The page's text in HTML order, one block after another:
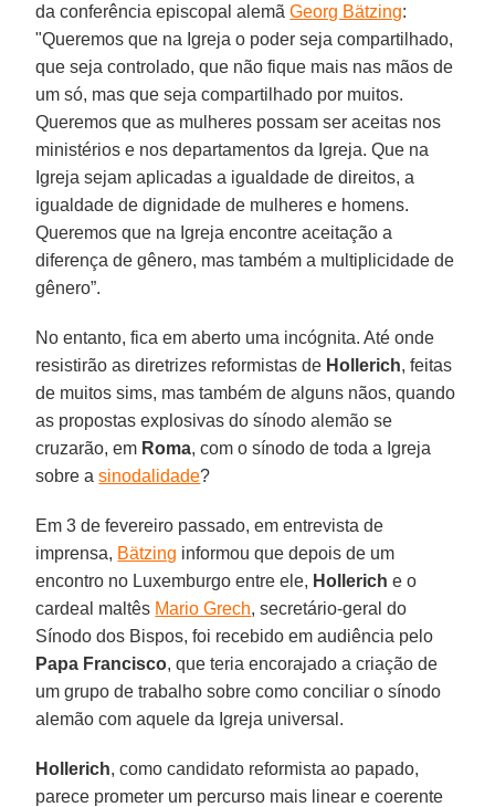
da conferência episcopal alemãGeorg Bätzing:
"Queremos que na Igreja o poder seja compartilhado,
que seja controlado, que não fique mais nas mãos de
um só, mas que seja compartilhado por muitos.
Queremos que as mulheres possam ser aceitas nos
ministérios e nos departamentos da Igreja. Que na
Igreja sejam aplicadas a igualdade de direitos, a
igualdade de dignidade de mulheres e homens.
Queremos que na Igreja encontre aceitação a
diferença de gênero, mas também a multiplicidade de
gênero”.
No entanto, fica em aberto uma incógnita. Até onde
resistirão as diretrizes reformistas de Hollerich, feitas
de muitos sims, mas também de alguns nãos, quando
as propostas explosivas do sínodo alemão se
cruzarão, em Roma, com o sínodo de toda a Igreja
sobre asinodalidade?
Em 3 de fevereiro passado, em entrevista de
imprensa, Bätzing informou que depois de um
encontro no Luxemburgo entre ele, Hollerich e o
cardeal maltês Mario Grech, secretário-geral do
Sínodo dos Bispos, foi recebido em audiência pelo
Papa Francisco, que teria encorajado a criação de
um grupo de trabalho sobre como conciliar o sínodo
alemão com aquele da Igreja universal.
Hollerich, como candidato reformista ao papado,
parece prometer um percurso mais linear e coerente